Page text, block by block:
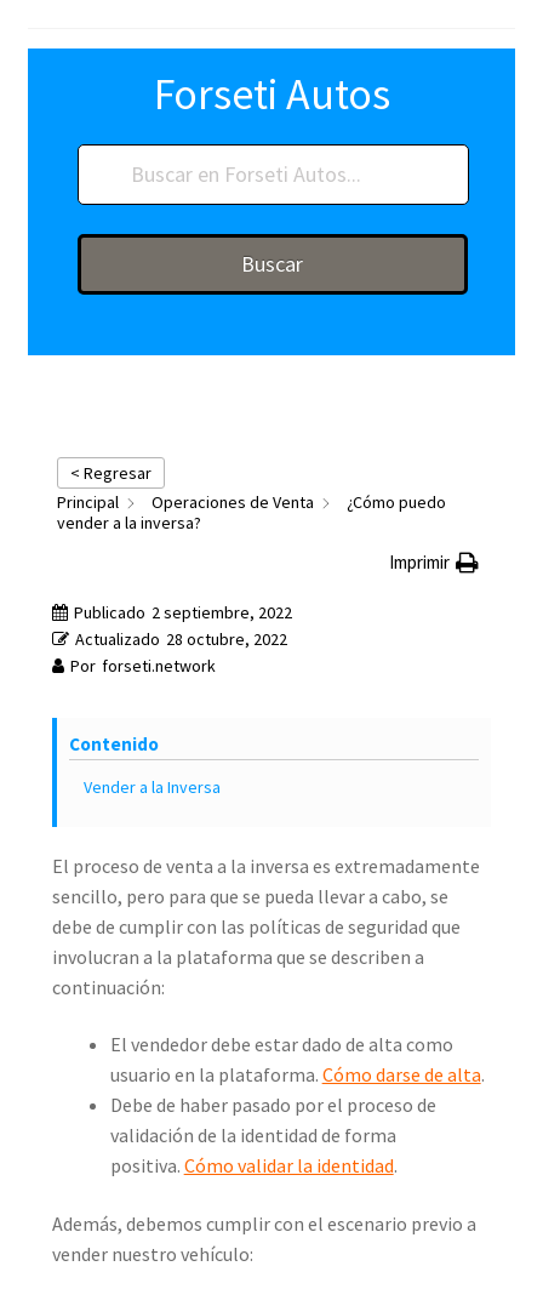
Forseti Autos
Buscar
< Regresar
Principal
Operaciones de Venta
¿Cómo puedo
vender a la inversa?
Imprimir
Publicado 2 septiembre, 2022
Actualizado 28 octubre, 2022
Por forseti.network
Contenido
Vender a la Inversa
El proceso de venta a la inversa es extremadamente
sencillo, pero para que se pueda llevar a cabo, se
debe de cumplir con las políticas de seguridad que
involucran a la plataforma que se describen a
continuación:
El vendedor debe estar dado de alta como
usuario en la plataforma. Cómo darse de alta.
Debe de haber pasado por el proceso de
validación de la identidad de forma
positiva. Cómo validar la identidad.
Además, debemos cumplir con el escenario previo a
vender nuestro vehículo: